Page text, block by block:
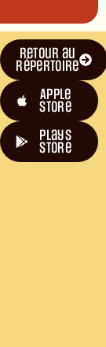
Retour au
répertoire
Apple
Store
plays
store